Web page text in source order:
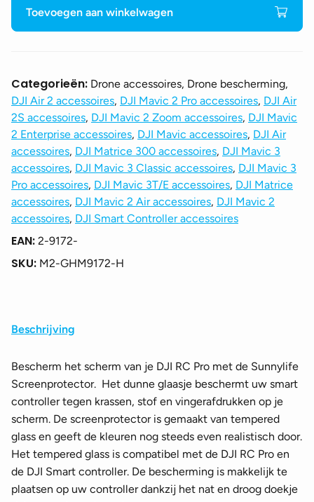
Pro
Toevoegen aan winkelwagen
Categorieën: Drone accessoires, Drone bescherming,
DJI Air 2 accessoires, DJI Mavic 2 Pro accessoires, DJI Air
2S accessoires, DJI Mavic 2 Zoom accessoires, DJI Mavic
2 Enterprise accessoires, DJI Mavic accessoires, DJI Air
accessoires, DJI Matrice 300 accessoires, DJI Mavic 3
accessoires, DJI Mavic 3 Classic accessoires, DJI Mavic 3
Pro accessoires, DJI Mavic 3T/E accessoires, DJI Matrice
accessoires, DJI Mavic 2 Air accessoires, DJI Mavic 2
accessoires, DJI Smart Controller accessoires
EAN: 2-9172-
SKU: M2-GHM9172-H
Beschrijving
Bescherm het scherm van je DJI RC Pro met de Sunnylife
Screenprotector. Het dunne glaasje beschermt uw smart
controller tegen krassen, stof en vingerafdrukken op je
scherm. De screenprotector is gemaakt van tempered
glass en geeft de kleuren nog steeds even realistisch door.
Het tempered glass is compatibel met de DJI RC Pro en
de DJI Smart controller. De bescherming is makkelijk te
plaatsen op uw controller dankzij het nat en droog doekje